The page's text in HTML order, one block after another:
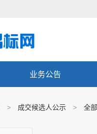
业务公告
> 成交候选人公示 > 全部